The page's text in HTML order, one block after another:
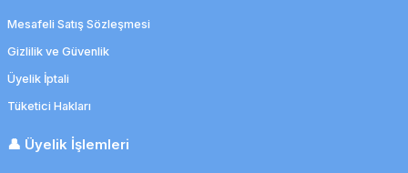
Mesafeli Satış Sözleşmesi
Gizlilik ve Güvenlik
Üyelik İptali
Tüketici Hakları
👤 Üyelik İşlemleri